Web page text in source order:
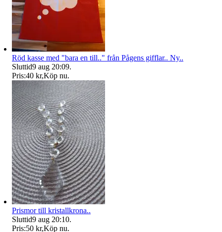
Röd kasse med "bara en till.." från Pågens gifflar.. Ny..
Sluttid9 aug 20:09.
Pris:40 kr,Köp nu.
Prismor till kristallkrona..
Sluttid9 aug 20:10.
Pris:50 kr,Köp nu.